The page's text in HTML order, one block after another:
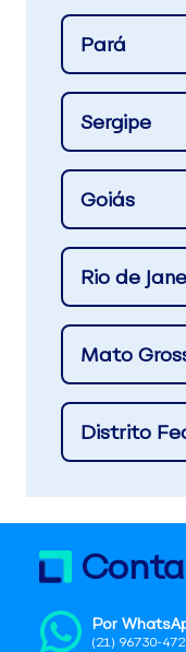
Pará
Sergipe
Goiás
Rio de
Mato
Distrito
Por
(21) 96730-